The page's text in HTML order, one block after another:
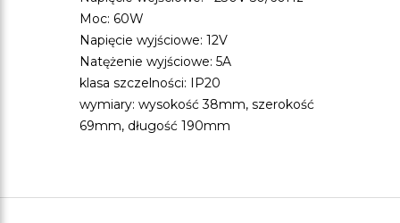
Moc: 60W
Napięcie wyjściowe: 12V
Natężenie wyjściowe: 5A
klasa szczelności: IP20
wymiary: wysokość 38mm, szerokość
69mm, długość 190mm